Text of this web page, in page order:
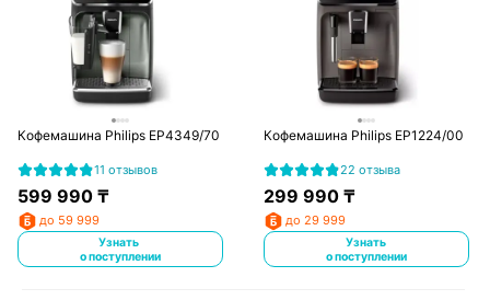
Кофемашина Philips EP4349/70
11 отзывов
599 990₸
до 59 999
Узнать
о поступлении
Кофемашина Philips EP1224/00
22 отзыва
299 990 ₸
до 29 999
Узнать
о поступлении